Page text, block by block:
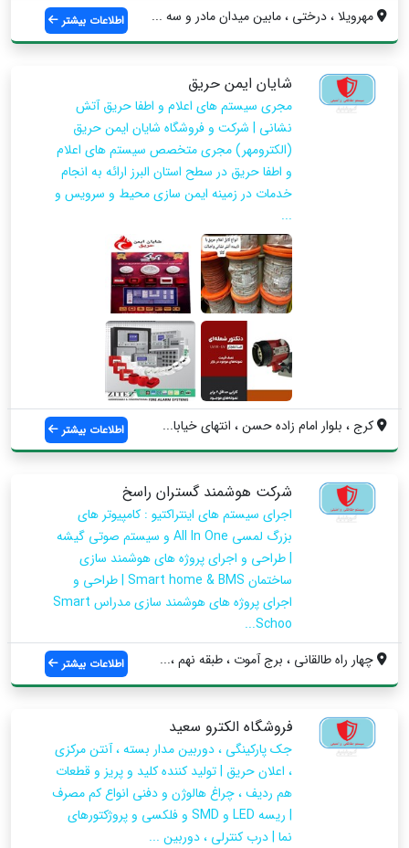
مهرویلا ، درختی ، مابین میدان مادر و سه ... اطلاعات بیشتر
شایان ایمن حریق
مجری سیستم های اعلام و اطفا حریق آتش
نشانی | شرکت و فروشگاه شایان ایمن حریق
(الکترومهر) مجری متخصص سیستم های اعلام
و اطفا حریق در سطح استان البرز ارائه به انجام
خدمات در زمینه ایمن سازی محیط و سرویس و
...
کرج ، بلوار امام زاده حسن ، انتهای خیابا... اطلاعات بیشتر
شرکت هوشمند گستران راسخ
اجرای سیستم های اینتراکتیو : کامپیوتر های
بزرگ لمسی All In One و سیستم صوتی گیشه
| طراحی و اجرای پروژه های هوشمند سازی
ساختمان Smart home & BMS | طراحی و
اجرای پروژه های هوشمند سازی مدراس Smart
Schoo...
چهار راه طالقانی ، برج آموت ، طبقه نهم ،...
اطلاعات بیشتر
فروشگاه الکترو سعید
جک پارکینگی ، دوربین مدار بسته ، آنتن مرکزی
، اعلان حریق | تولید کننده کلید و پریز و قطعات
هم ردیف ، چراغ هالوژن و دفنی انواع کم مصرف
| ریسه LED و SMD و فلکسی و پروژکتورهای
نما | درب کنترلی ، دوربین ...